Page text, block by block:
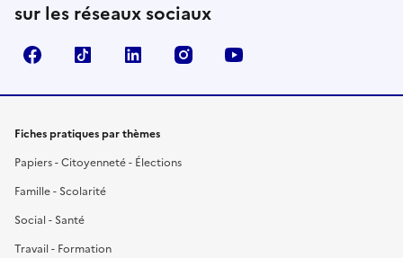
sur les réseaux sociaux
FacebookTikTok LinkedIn Instagram
Fiches pratiques par thèmes
Papiers - Citoyenneté - Élections
Famille - Scolarité
Social - Santé
Travail - Formation